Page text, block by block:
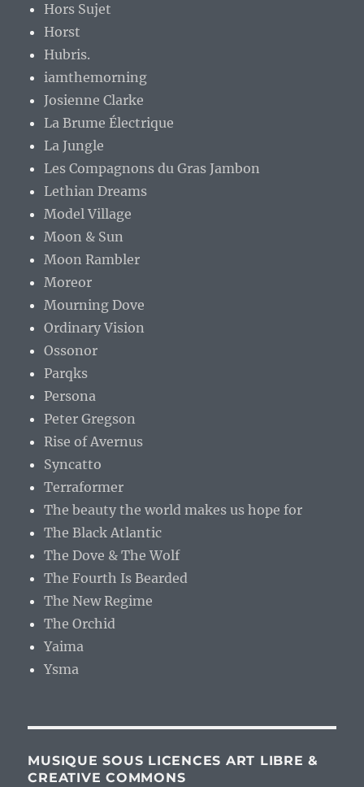
Hors Sujet
Horst
Hubris.
iamthemorning
Josienne Clarke
La Brume Électrique
La Jungle
Les Compagnons du Gras Jambon
Lethian Dreams
Model Village
Moon & Sun
Moon Rambler
Moreor
Mourning Dove
Ordinary Vision
Ossonor
Parqks
Persona
Peter Gregson
Rise of Avernus
Syncatto
Terraformer
The beauty the world makes us hope for
The Black Atlantic
The Dove & The Wolf
The Fourth Is Bearded
The New Regime
The Orchid
Yaima
Ysma
MUSIQUE SOUS LICENCES ART LIBRE &
CREATIVE COMMONS